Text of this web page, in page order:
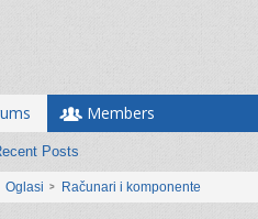
Posts
Members
Oglasi Računari i komponente